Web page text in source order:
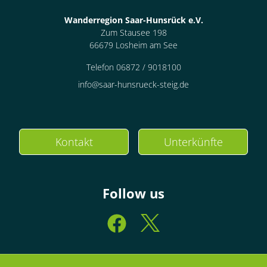
Wanderregion Saar-Hunsrück e.V.
Zum Stausee 198
66679 Losheim am See
Telefon 06872 / 9018100
info@saar-hunsrueck-steig.de
Kontakt Unterkünfte
Follow us